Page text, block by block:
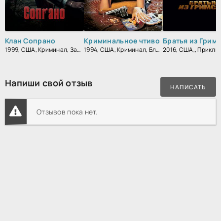
Клан Сопрано
1999, США, Криминал, Зарубежный, Драма
Криминальное чтиво
1994, США, Криминал, Блокбастер, Триллер, Зарубежный, Драма
Братья из
Напиши свой отзыв НАПИСАТЬ
Отзывов пока нет.